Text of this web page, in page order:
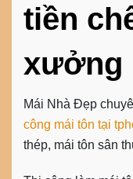
tiền
xưởng
Mái Nhà Đẹp
công mái tôn tại
thép, mái tôn sân